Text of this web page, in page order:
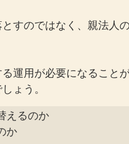
すのではなく、親法人
運用が必要になることが
ょう。
えるのか
か